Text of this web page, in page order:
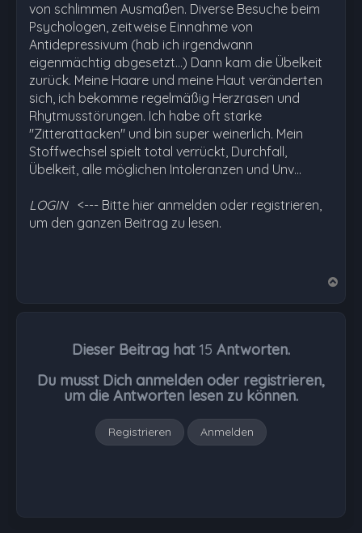
von schlimmen Ausmaßen. Diverse Besuche beim
Psychologen, zeitweise Einnahme von
Antidepressivum (hab ich irgendwann
eigenmächtig abgesetzt...) Dann kam die Übelkeit
zurück. Meine Haare und meine Haut veränderten
sich, ich bekomme regelmäßig Herzrasen und
Rhytmusstörungen. Ich habe oft starke
"Zitterattacken" und bin super weinerlich. Mein
Stoffwechsel spielt total verrückt, Durchfall,
Übelkeit, alle möglichen Intoleranzen und Unv…
LOGIN <--- Bitte hier anmelden oder registrieren,
um den ganzen Beitrag zu lesen.
Dieser Beitrag hat 15 Antworten.
Du musst Dich anmelden oder registrieren,
um die Antworten lesen zu können.
Registrieren Anmelden